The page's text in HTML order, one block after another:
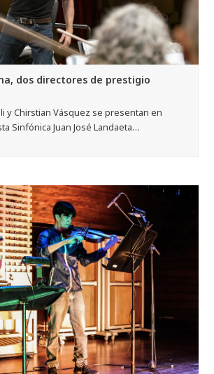
dos directores de prestigio
y Chirstian Vásquez se presentan en
Sinfónica Juan José Landaeta…